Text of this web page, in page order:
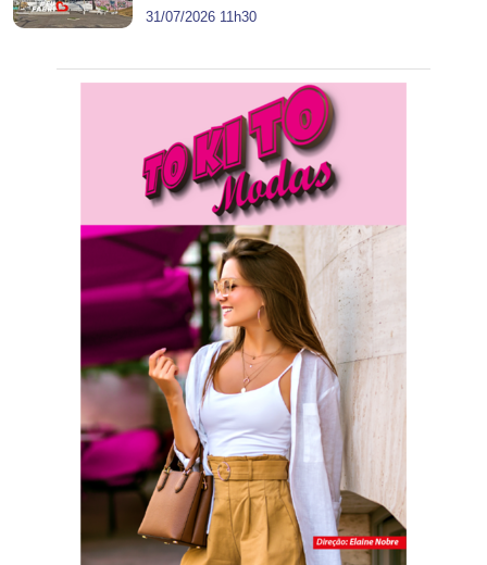
31/07/2026 11h30